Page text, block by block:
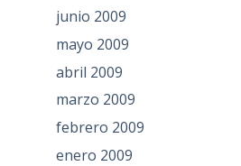
junio 2009
mayo 2009
abril 2009
marzo 2009
febrero 2009
enero 2009